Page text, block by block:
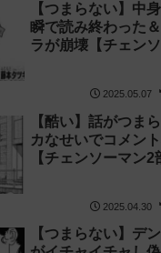
【つまらない】中
瞬で読み終わった
ラが崩壊【チェン
2025.05.07
【酷い】話がつま
カなせいでコメン
【チェンソーマン
2025.04.30
【つまらない】デ